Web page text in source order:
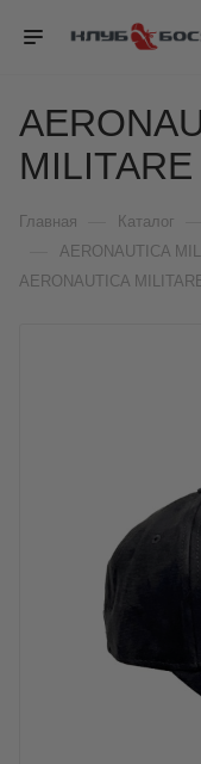
Главная Каталог
AERONAUTICA
AERONAUTICA